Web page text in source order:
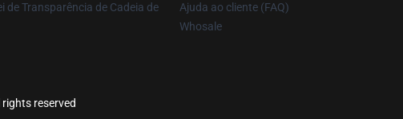
de Transparência de Cadeia de
Ajuda ao cliente (FAQ)
Whosale
reserved